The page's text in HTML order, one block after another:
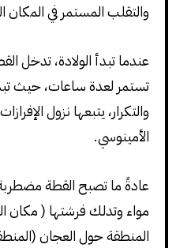
والتقلب المستمر في المكان
عندما تبدأ الولادة، تدخل
تستمر لعدة ساعات، حيث
والتكرار، يتبعها نزول
الأمينوسي.
عادةً ما تصبح القطة
مواء وتدلك فرشتها (
المنطقة حول العجان